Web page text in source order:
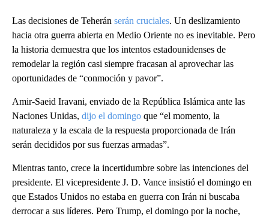
Las decisiones de Teherán serán cruciales. Un deslizamiento
hacia otra guerra abierta en Medio Oriente no es inevitable. Pero
la historia demuestra que los intentos estadounidenses de
remodelar la región casi siempre fracasan al aprovechar las
oportunidades de “conmoción y pavor”.
Amir-Saeid Iravani, enviado de la República Islámica ante las
Naciones Unidas, dijo el domingo que “el momento, la
naturaleza y la escala de la respuesta proporcionada de Irán
serán decididos por sus fuerzas armadas”.
Mientras tanto, crece la incertidumbre sobre las intenciones del
presidente. El vicepresidente J. D. Vance insistió el domingo en
que Estados Unidos no estaba en guerra con Irán ni buscaba
derrocar a sus líderes. Pero Trump, el domingo por la noche,